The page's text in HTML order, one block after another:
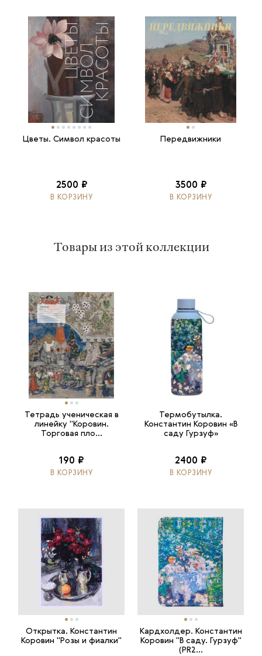
Цветы. Символ красоты
2500 ₽
В КОРЗИНУ
Передвижники
3500 ₽
В КОРЗИНУ
Товары из этой коллекции
Тетрадь ученическая в
линейку "Коровин.
Торговая пло...
190 ₽
В КОРЗИНУ
Термобутылка.
Константин Коровин «В
саду Гурзуф»
2400 ₽
В КОРЗИНУ
Открытка. Константин
Коровин "Розы и фиалки"
Кардхолдер. Константин
Коровин "В саду. Гурзуф"
(PR2...